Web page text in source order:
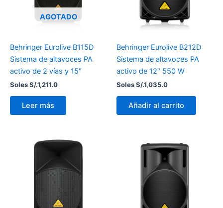
AGOTADO
Behringer Eurolive B115D
Sistema de altavoces PA
activo de 2 vías y 15″
Soles S/.1,211.0
Leer más
Behringer Eurolive B212D
Sistema de altavoces PA
activo de 12″ 550 W
Soles S/.1,035.0
Añadir al carrito